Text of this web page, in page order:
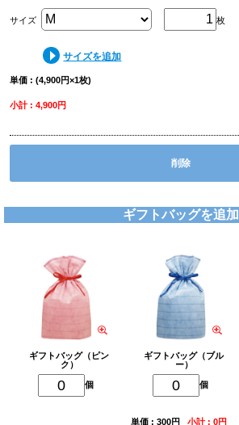
枚
サイズ
サイズを追加
単価 : (4,900円×1枚)
小計 : 4,900円
削除
ギフトバッグを追加
ギフトバッグ（ピン
ク）
個
ギフトバッグ（ブル
ー）
個
単価 : 300円 小計 : 0円